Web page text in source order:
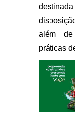
além de
práticas